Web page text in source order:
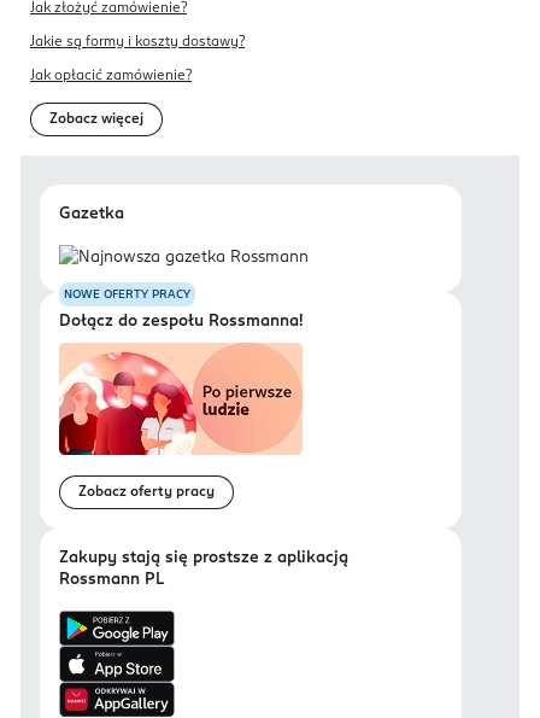
Jak złożyć zamówienie?
Jakie są formy i koszty dostawy?
Jak opłacić zamówienie?
Zobacz więcej
Gazetka
NOWE OFERTY PRACY
Dołącz do zespołu Rossmanna!
Zobacz oferty pracy
Zakupy stają się prostsze z aplikacją
Rossmann PL